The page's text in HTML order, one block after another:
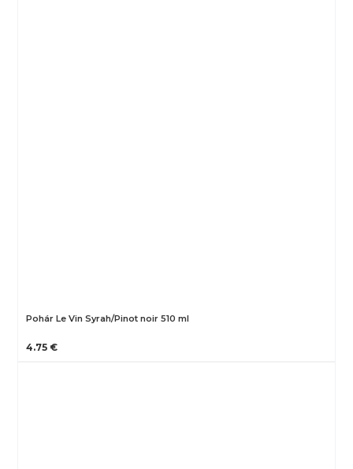
Pohár Le Vin Syrah/Pinot noir 510 ml
4.75 €